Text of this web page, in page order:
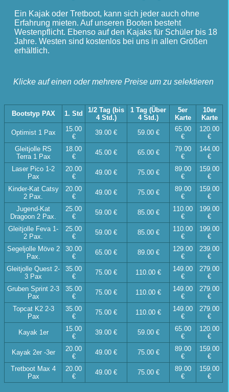
Ein Kajak oder Tretboot, kann sich jeder auch ohne
Erfahrung mieten. Auf unseren Booten besteht
Westenpflicht. Ebenso auf den Kajaks für Schüler bis 18
Jahre. Westen sind kostenlos bei uns in allen Größen
erhältlich.
Klicke auf einen oder mehrere Preise um zu selektieren
Bootstyp PAX 1. Std
1/2 Tag (bis
4 Std.)
1 Tag (Über
4 Std.)
5er
Karte
10er
Karte
Optimist 1 Pax
15.00
€
39.00 € 59.00 €
65.00
€
120.00
€
Gleitjolle RS
Terra 1 Pax
18.00
€
45.00 € 65.00 €
79.00
€
144.00
€
Laser Pico 1-2
Pax
20.00
€
49.00 € 75.00 €
89.00
€
159.00
€
Kinder-Kat Catsy
2 Pax.
20.00
€
49.00 € 75.00 €
89.00
€
159.00
€
Jugend-Kat
Dragoon 2 Pax.
25.00
€
59.00 € 85.00 €
110.00
€
199.00
€
Gleitjolle Feva 1-
2 Pax.
25.00
€
59.00 € 85.00 €
110.00
€
199.00
€
Segeljolle Möve 2
Pax.
30.00
€
65.00 € 89.00 €
129.00
€
239.00
€
Gleitjolle Quest 2-
3 Pax
35.00
€
75.00 € 110.00 €
149.00
€
279.00
€
Gruben Sprint 2-3
Pax
35.00
€
75.00 € 110.00 €
149.00
€
279.00
€
Topcat K2 2-3
Pax
35.00
€
75.00 € 110.00 €
149.00
€
279.00
€
Kayak 1er
15.00
€
39.00 € 59.00 €
65.00
€
120.00
€
Kayak 2er -3er
20.00
€
49.00 € 75.00 €
89.00
€
159.00
€
Tretboot Max 4
Pax
20.00
€
49.00 € 75.00 €
89.00
€
159.00
€